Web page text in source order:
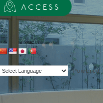
ACCESS
Powered